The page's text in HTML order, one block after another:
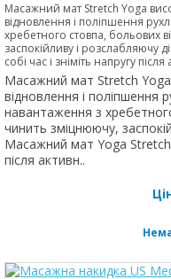
Масажний мат Stretch Yoga
відновлення і поліпшення
хребетного стовпа, больових
заспокійливу і розслабляючу
собі час і зніміть напругу після
Масажний мат Stretch
відновлення і поліпшення
навантаження з
чинить зміцнюючу,
Масажний мат Yoga Stretch.
після активн..